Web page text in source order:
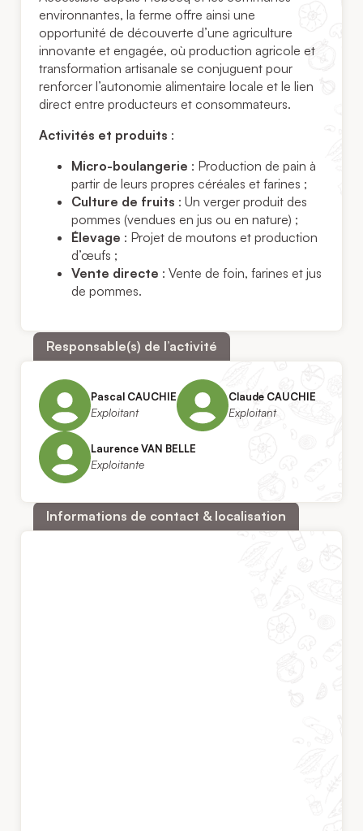
environnantes, la ferme offre ainsi une
opportunité de découverte d’une agriculture
innovante et engagée, où production agricole et
transformation artisanale se conjuguent pour
renforcer l’autonomie alimentaire locale et le lien
direct entre producteurs et consommateurs.
Activités et produits :
Micro-boulangerie : Production de pain à
partir de leurs propres céréales et farines ;
Culture de fruits : Un verger produit des
pommes (vendues en jus ou en nature) ;
Élevage : Projet de moutons et production
d’œufs ;
Vente directe : Vente de foin, farines et jus
de pommes.
Responsable(s) de l’activité
Pascal CAUCHIE
Exploitant
Claude CAUCHIE
Exploitant
Laurence VAN BELLE
Exploitante
Informations de contact & localisation